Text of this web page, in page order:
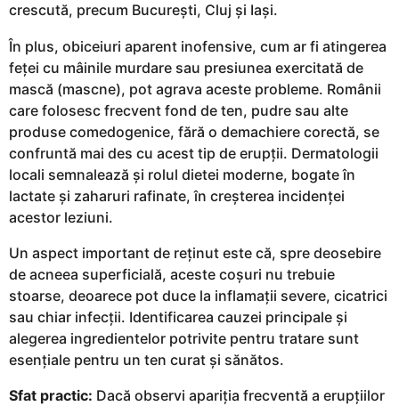
crescută, precum București, Cluj și Iași.
În plus, obiceiuri aparent inofensive, cum ar fi atingerea
feței cu mâinile murdare sau presiunea exercitată de
mască (mascne), pot agrava aceste probleme. Românii
care folosesc frecvent fond de ten, pudre sau alte
produse comedogenice, fără o demachiere corectă, se
confruntă mai des cu acest tip de erupții. Dermatologii
locali semnalează și rolul dietei moderne, bogate în
lactate și zaharuri rafinate, în creșterea incidenței
acestor leziuni.
Un aspect important de reținut este că, spre deosebire
de acneea superficială, aceste coșuri nu trebuie
stoarse, deoarece pot duce la inflamații severe, cicatrici
sau chiar infecții. Identificarea cauzei principale și
alegerea ingredientelor potrivite pentru tratare sunt
esențiale pentru un ten curat și sănătos.
Sfat practic: Dacă observi apariția frecventă a erupțiilor